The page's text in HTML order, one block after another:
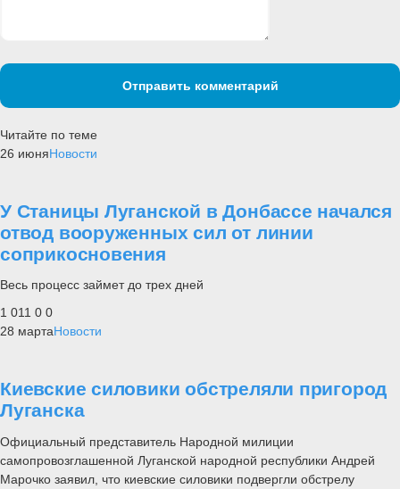
Отправить комментарий
Читайте по теме
26 июняНовости
У Станицы Луганской в Донбассе начался
отвод вооруженных сил от линии
соприкосновения
Весь процесс займет до трех дней
1 011 0 0
28 мартаНовости
Киевские силовики обстреляли пригород
Луганска
Официальный представитель Народной милиции
самопровозглашенной Луганской народной республики Андрей
Марочко заявил, что киевские силовики подвергли обстрелу